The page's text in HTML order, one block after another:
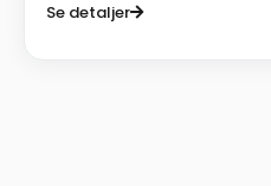
Se detaljer